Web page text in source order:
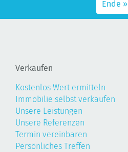
Ende »
Verkaufen
Kostenlos Wert ermitteln
Immobilie selbst verkaufen
Unsere Leistungen
Unsere Referenzen
Termin vereinbaren
Persönliches Treffen